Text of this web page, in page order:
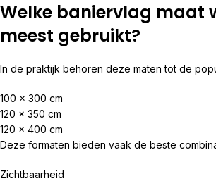
Welke baniervlag maat
meest gebruikt?
In de praktijk behoren deze maten tot de
100 x 300 cm
120 x 350 cm
120 x 400 cm
Deze formaten bieden vaak de beste
Zichtbaarheid